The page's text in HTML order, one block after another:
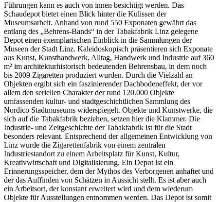
Führungen kann es auch von innen besichtigt werden. Das
Schaudepot bietet einen Blick hinter die Kulissen der
Museumsarbeit. Anhand von rund 550 Exponaten gewährt das
entlang des „Behrens-Bands“ in der Tabakfabrik Linz gelegene
Depot einen exemplarischen Einblick in die Sammlungen der
Museen der Stadt Linz. Kaleidoskopisch präsentieren sich Exponate
aus Kunst, Kunsthandwerk, Alltag, Handwerk und Industrie auf 360
m² im architekturhistorisch bedeutenden Behrensbau, in dem noch
bis 2009 Zigaretten produziert wurden. Durch die Vielzahl an
Objekten ergibt sich ein faszinierender Dachbodeneffekt, der vor
allem den seriellen Charakter der rund 120.000 Objekte
umfassenden kultur- und stadtgeschichtlichen Sammlung des
Nordico Stadtmuseums widerspiegelt. Objekte und Kunstwerke, die
sich auf die Tabakfabrik beziehen, setzen hier die Klammer. Die
Industrie- und Zeitgeschichte der Tabakfabrik ist für die Stadt
besonders relevant. Entsprechend der allgemeinen Entwicklung von
Linz wurde die Zigarettenfabrik von einem zentralen
Industriestandort zu einem Arbeitsplatz für Kunst, Kultur,
Kreativwirtschaft und Digitalisierung. Ein Depot ist ein
Erinnerungsspeicher, dem der Mythos des Verborgenen anhaftet und
der das Auffinden von Schätzen in Aussicht stellt. Es ist aber auch
ein Arbeitsort, der konstant erweitert wird und dem wiederum
Objekte für Ausstellungen entnommen werden. Das Depot ist somit